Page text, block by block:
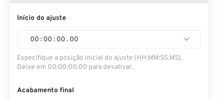
Início do ajuste
00 : 00 : 00 . 00
Especifique a posição inicial do ajuste (HH:MM:SS.MS).
Deixe em 00:00:00.00 para desativar.
Acabamento final